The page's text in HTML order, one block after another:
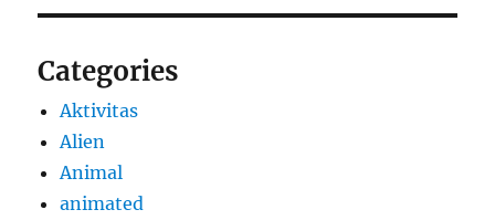
Categories
Aktivitas
Alien
Animal
animated